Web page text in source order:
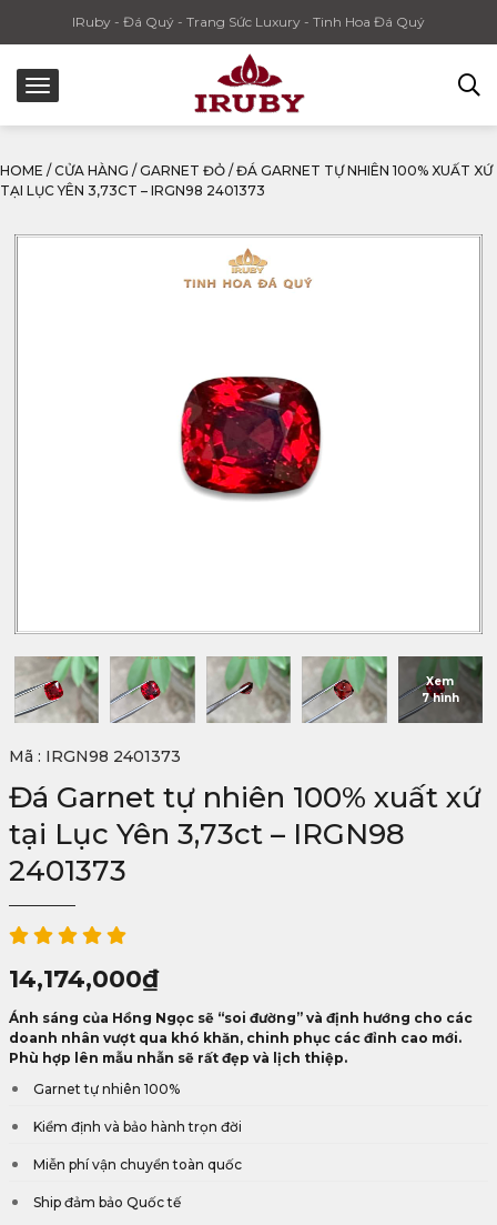
IRuby - Đá Quý - Trang Sức Luxury - Tinh Hoa Đá Quý
HOME / CỬA HÀNG / GARNET ĐỎ / ĐÁ GARNET TỰ NHIÊN 100% XUẤT XỨ
TẠI LỤC YÊN 3,73CT – IRGN98 2401373
Xem
7 hình
Mã : IRGN98 2401373
Đá Garnet tự nhiên 100% xuất xứ
tại Lục Yên 3,73ct – IRGN98
2401373
14,174,000₫
Ánh sáng của Hồng Ngọc sẽ “soi đường” và định hướng cho các
doanh nhân vượt qua khó khăn, chinh phục các đỉnh cao mới.
Phù hợp lên mẫu nhẫn sẽ rất đẹp và lịch thiệp.
Garnet tự nhiên 100%
Kiểm định và bảo hành trọn đời
Miễn phí vận chuyển toàn quốc
Ship đảm bảo Quốc tế